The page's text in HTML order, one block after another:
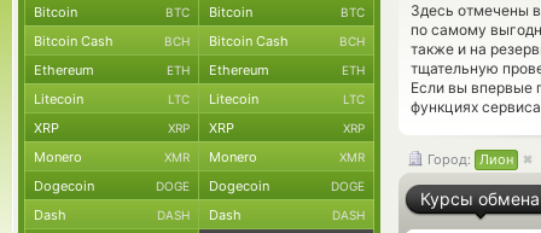
Здесь отмечены
по самому
также и на
тщательную
Если вы впервые
функциях
Город: Лион
Курсы обмена
Bitcoin BTC Bitcoin BTC
Bitcoin Cash BCH Bitcoin Cash BCH
Ethereum ETH Ethereum ETH
Litecoin LTC Litecoin LTC
XRP XRP XRP XRP
Monero XMR Monero XMR
Dogecoin DOGE Dogecoin DOGE
Dash DASH Dash DASH